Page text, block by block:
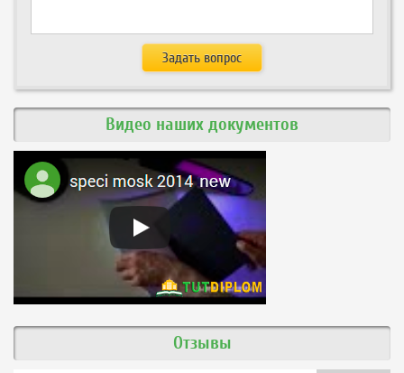
Видео наших документов
Отзывы